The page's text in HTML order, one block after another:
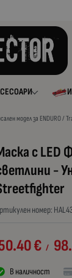
модел за ENDURO /
с LED
-
номер:
€ /
В наличност